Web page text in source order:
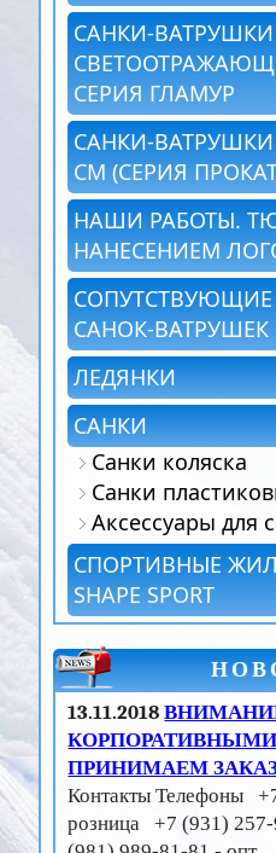
САНКИ-ВАТРУШКИ
СЕРИЯ ГЛАМУР
САНКИ-ВАТРУШКИ
СМ (СЕРИЯ
НАШИ РАБОТЫ.
НАНЕСЕНИЕМ
СОПУТСТВУЮЩИЕ
САНОК-ВАТРУШЕК
ЛЕДЯНКИ
САНКИ
Санки коляска
Санки
Аксессуары для
СПОРТИВНЫЕ
SHAPE SPORT
13.11.2018
ПРИНИМАЕМ
Контакты Телефоны
розница +7 (931)